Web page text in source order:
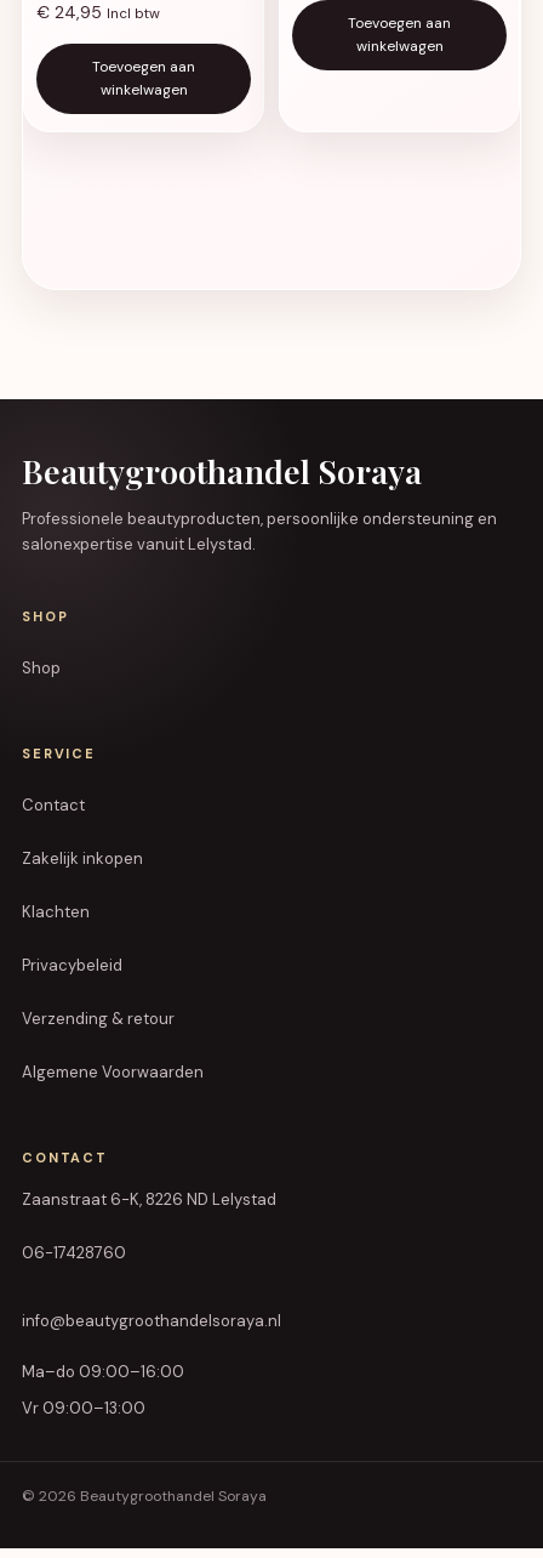
€ 24,95 Incl btw
Toevoegen aan
winkelwagen
Toevoegen aan
winkelwagen
Beautygroothandel Soraya
Professionele beautyproducten, persoonlijke ondersteuning en
salonexpertise vanuit Lelystad.
SHOP
Shop
SERVICE
Contact
Zakelijk inkopen
Klachten
Privacybeleid
Verzending & retour
Algemene Voorwaarden
CONTACT
Zaanstraat 6-K, 8226 ND Lelystad
06-17428760
info@beautygroothandelsoraya.nl
Ma–do 09:00–16:00
Vr 09:00–13:00
© 2026 Beautygroothandel Soraya